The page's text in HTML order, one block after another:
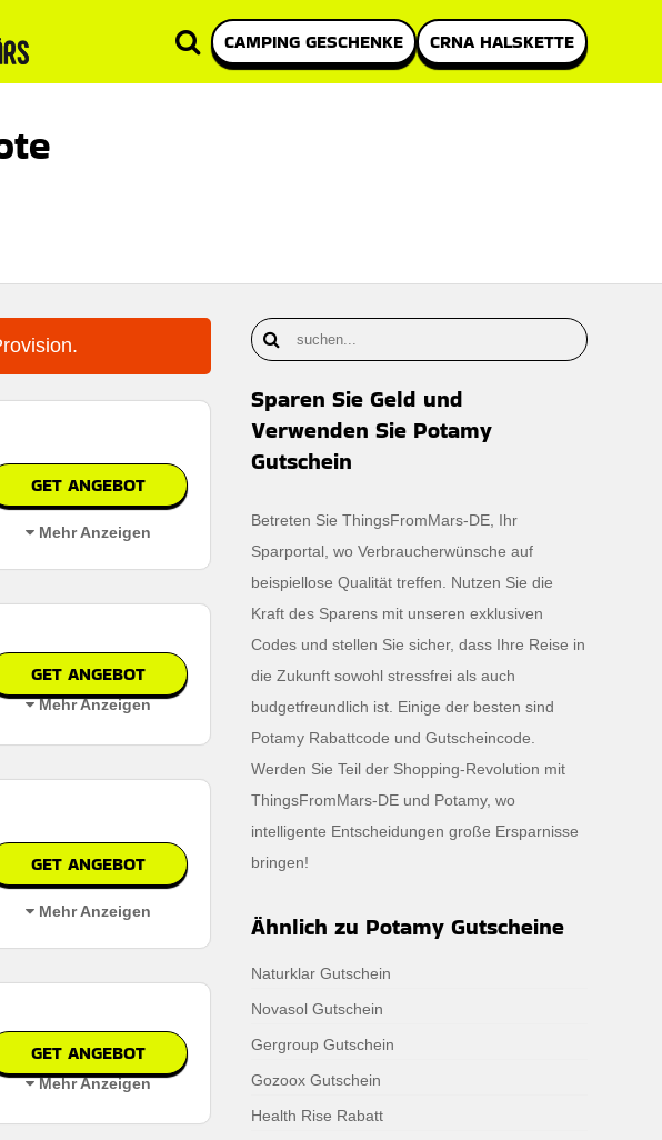
CAMPING GESCHENKE CRNA HALSKETTE
Mehr Anzeigen
GET ANGEBOT
Mehr Anzeigen
GET ANGEBOT
Mehr Anzeigen
GET ANGEBOT
Mehr Anzeigen
GET ANGEBOT
Sparen Sie Geld und
Verwenden Sie Potamy
Gutschein
Betreten Sie ThingsFromMars-DE, Ihr
Sparportal, wo Verbraucherwünsche auf
beispiellose Qualität treffen. Nutzen Sie die
Kraft des Sparens mit unseren exklusiven
Codes und stellen Sie sicher, dass Ihre Reise in
die Zukunft sowohl stressfrei als auch
budgetfreundlich ist. Einige der besten sind
Potamy Rabattcode und Gutscheincode.
Werden Sie Teil der Shopping-Revolution mit
ThingsFromMars-DE und Potamy, wo
intelligente Entscheidungen große Ersparnisse
bringen!
Ähnlich zu Potamy Gutscheine
Naturklar Gutschein
Novasol Gutschein
Gergroup Gutschein
Gozoox Gutschein
Health Rise Rabatt